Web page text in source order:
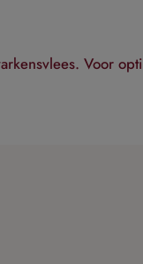
Voor